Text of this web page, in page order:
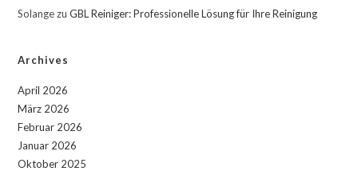
SolangezuGBL Reiniger: Professionelle Lösung für Ihre Reinigung
Archives
April 2026
März 2026
Februar 2026
Januar 2026
Oktober 2025